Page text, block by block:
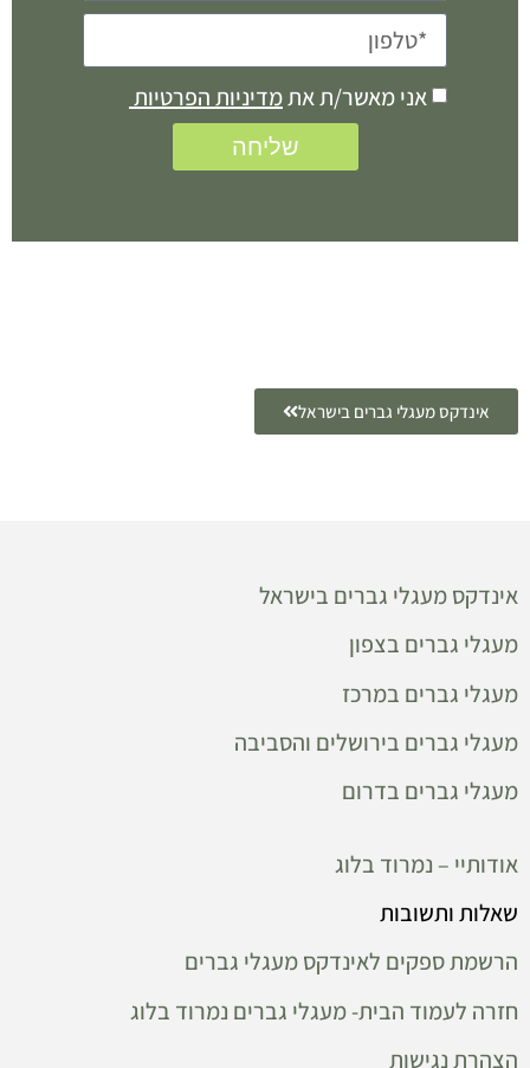
אני מאשר/ת אתמדיניות הפרטיות
שליחה
אינדקס מעגלי גברים בישראל
אינדקס מעגלי גברים בישראל
מעגלי גברים בצפון
מעגלי גברים במרכז
מעגלי גברים בירושלים והסביבה
מעגלי גברים בדרום
אודותיי – נמרוד בלוג
שאלות ותשובות
הרשמת ספקים לאינדקס מעגלי גברים
חזרה לעמוד הבית- מעגלי גברים נמרוד בלוג
הצהרת נגישות